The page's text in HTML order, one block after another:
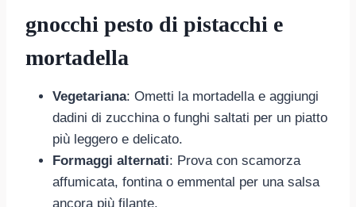
gnocchi pesto di pistacchi e
mortadella
Vegetariana: Ometti la mortadella e aggiungi
dadini di zucchina o funghi saltati per un piatto
più leggero e delicato.
Formaggi alternati: Prova con scamorza
affumicata, fontina o emmental per una salsa
ancora più filante.